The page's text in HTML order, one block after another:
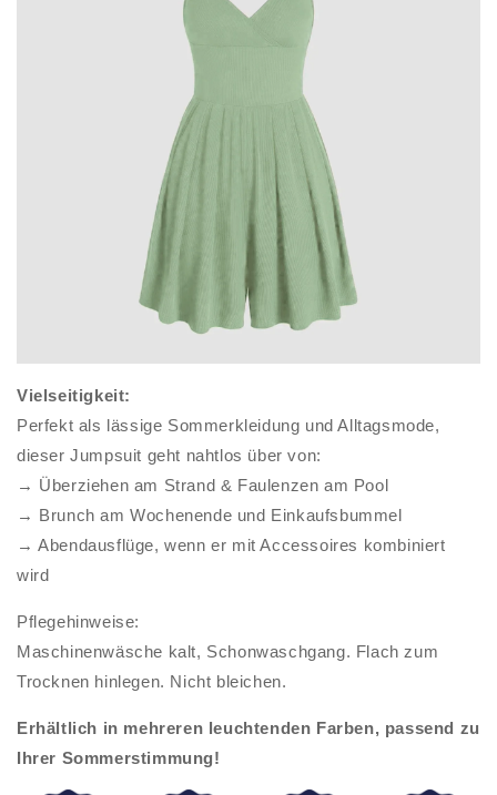
Vielseitigkeit:
Perfekt als lässige Sommerkleidung und Alltagsmode,
dieser Jumpsuit geht nahtlos über von:
→ Überziehen am Strand & Faulenzen am Pool
→ Brunch am Wochenende und Einkaufsbummel
→ Abendausflüge, wenn er mit Accessoires kombiniert
wird
Pflegehinweise:
Maschinenwäsche kalt, Schonwaschgang. Flach zum
Trocknen hinlegen. Nicht bleichen.
Erhältlich in mehreren leuchtenden Farben, passend zu
Ihrer Sommerstimmung!